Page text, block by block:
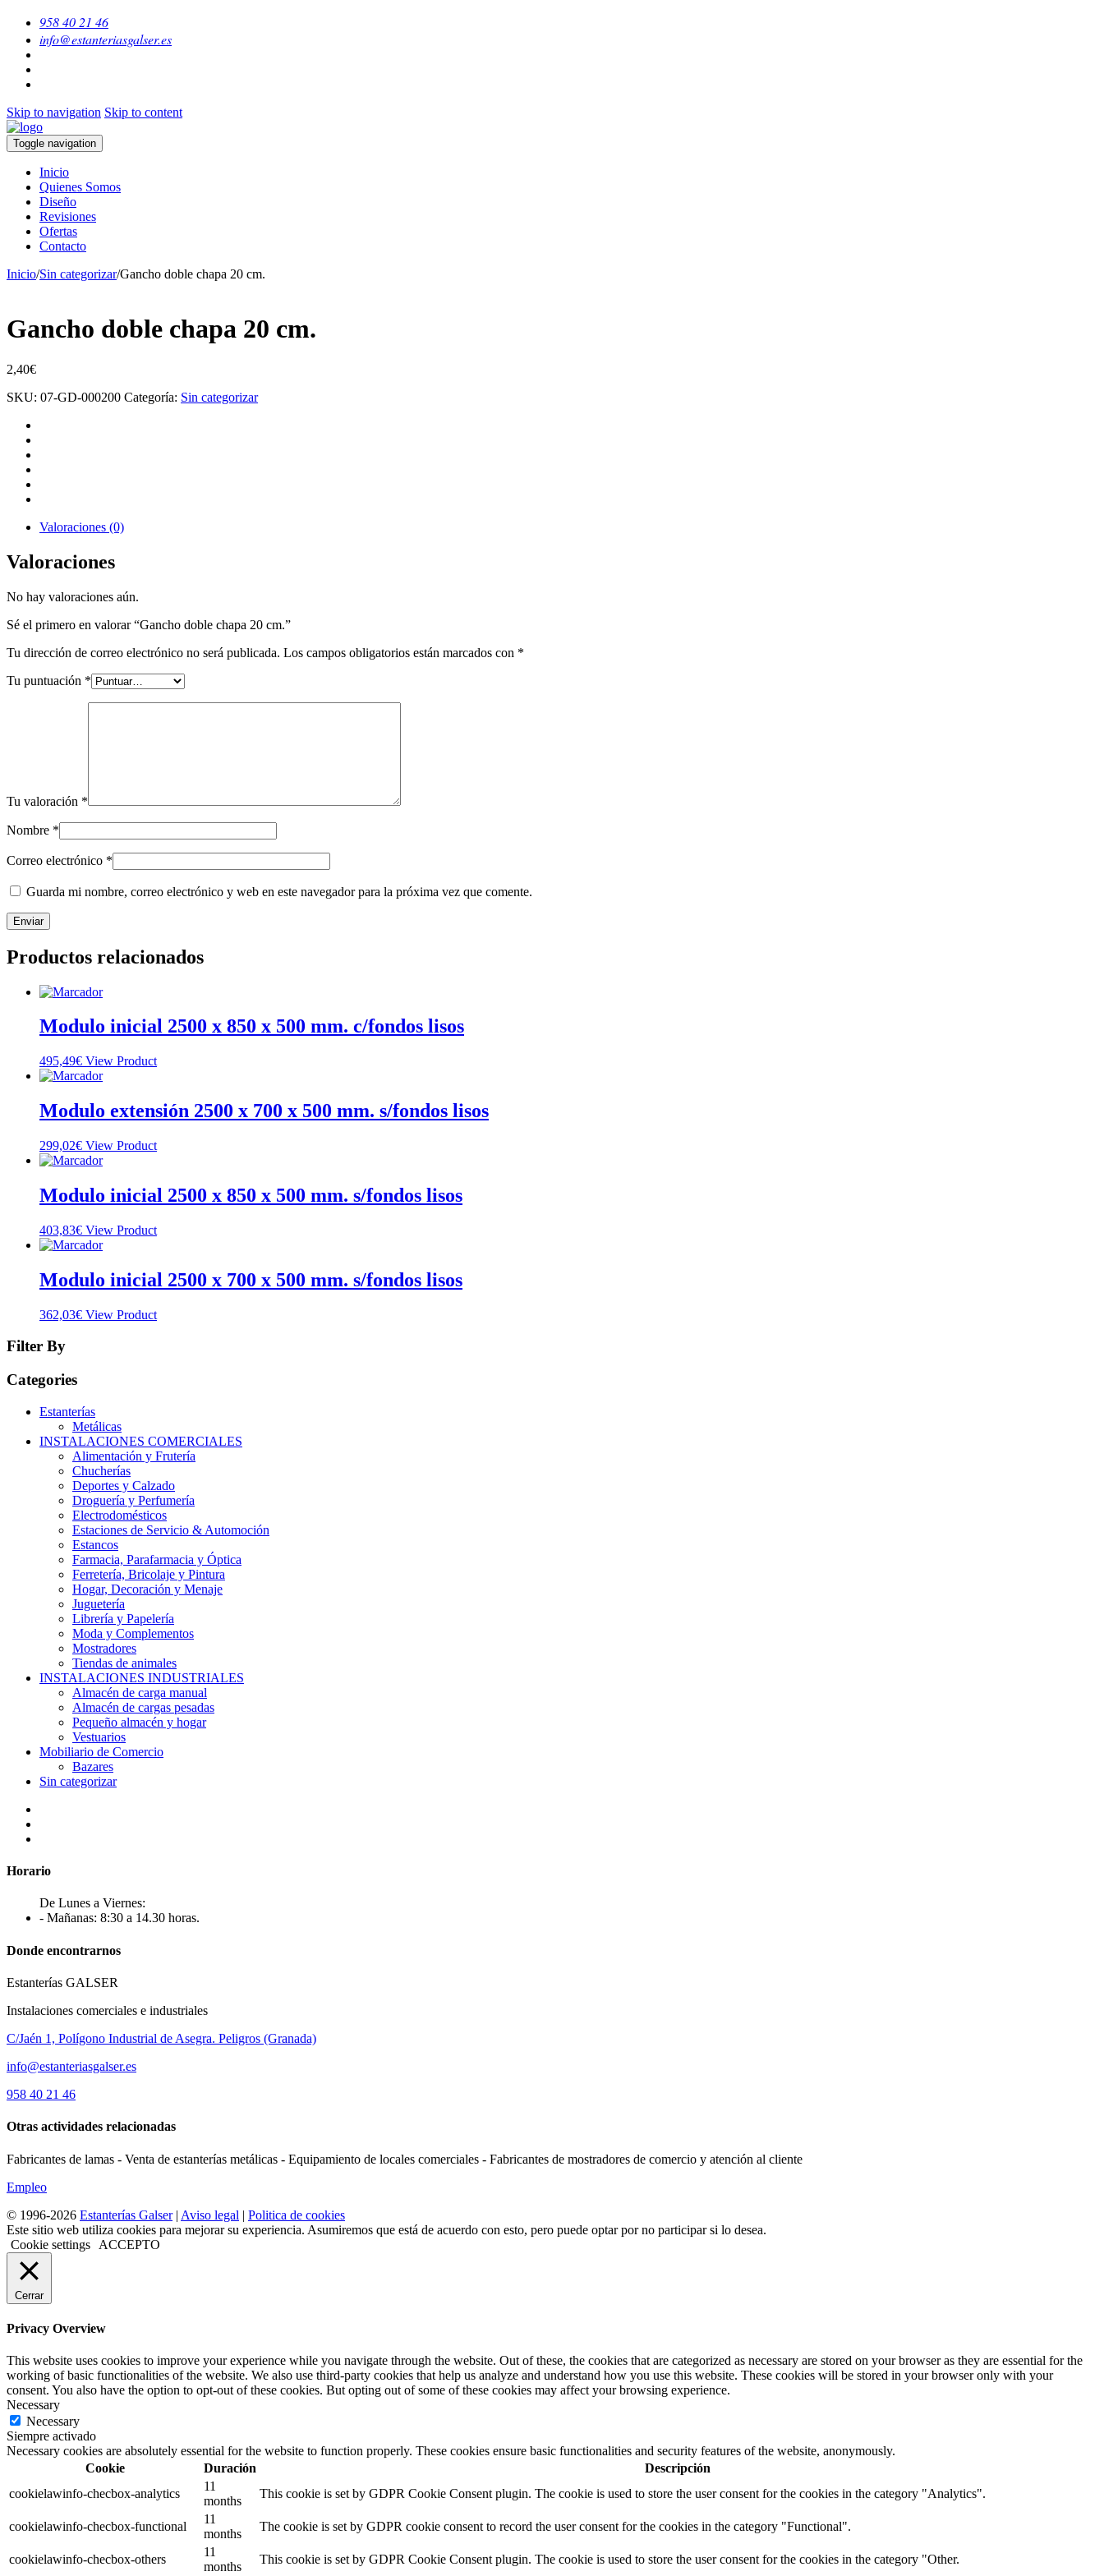
958 40 21 46
info@estanteriasgalser.es
Skip to navigation Skip to content
Toggle navigation
Inicio
Quienes Somos
Diseño
Revisiones
Ofertas
Contacto
Inicio/Sin categorizar/Gancho doble chapa 20 cm.
Gancho doble chapa 20 cm.
2,40€
SKU: 07-GD-000200 Categoría: Sin categorizar
Valoraciones (0)
Valoraciones
No hay valoraciones aún.
Sé el primero en valorar “Gancho doble chapa 20 cm.”
Tu dirección de correo electrónico no será publicada. Los campos obligatorios están marcados con *
Tu puntuación *
Tu valoración *
Nombre *
Correo electrónico *
Guarda mi nombre, correo electrónico y web en este navegador para la próxima vez que comente.
Productos relacionados
Modulo inicial 2500 x 850 x 500 mm. c/fondos lisos
495,49€ View Product
Modulo extensión 2500 x 700 x 500 mm. s/fondos lisos
299,02€ View Product
Modulo inicial 2500 x 850 x 500 mm. s/fondos lisos
403,83€ View Product
Modulo inicial 2500 x 700 x 500 mm. s/fondos lisos
362,03€ View Product
Filter By
Categories
Estanterías
Metálicas
INSTALACIONES COMERCIALES
Alimentación y Frutería
Chucherías
Deportes y Calzado
Droguería y Perfumería
Electrodomésticos
Estaciones de Servicio & Automoción
Estancos
Farmacia, Parafarmacia y Óptica
Ferretería, Bricolaje y Pintura
Hogar, Decoración y Menaje
Juguetería
Librería y Papelería
Moda y Complementos
Mostradores
Tiendas de animales
INSTALACIONES INDUSTRIALES
Almacén de carga manual
Almacén de cargas pesadas
Pequeño almacén y hogar
Vestuarios
Mobiliario de Comercio
Bazares
Sin categorizar
Horario
De Lunes a Viernes:
- Mañanas: 8:30 a 14.30 horas.
Donde encontrarnos
Estanterías GALSER
Instalaciones comerciales e industriales
C/Jaén 1, Polígono Industrial de Asegra. Peligros (Granada)
info@estanteriasgalser.es
958 40 21 46
Otras actividades relacionadas
Fabricantes de lamas - Venta de estanterías metálicas - Equipamiento de locales comerciales - Fabricantes de mostradores de comercio y atención al cliente
Empleo
© 1996-2026 Estanterías Galser| Aviso legal | Politica de cookies
Este sitio web utiliza cookies para mejorar su experiencia. Asumiremos que está de acuerdo con esto, pero puede optar por no participar si lo desea.
Cookie settings
ACCEPTO
Cerrar
Privacy Overview
This website uses cookies to improve your experience while you navigate through the website. Out of these, the cookies that are categorized as necessary are stored on your browser as they are essential for the
working of basic functionalities of the website. We also use third-party cookies that help us analyze and understand how you use this website. These cookies will be stored in your browser only with your
consent. You also have the option to opt-out of these cookies. But opting out of some of these cookies may affect your browsing experience.
Necessary
Necessary
Siempre activado
Necessary cookies are absolutely essential for the website to function properly. These cookies ensure basic functionalities and security features of the website, anonymously.
Cookie
Duración
Descripción
cookielawinfo-checbox-analytics
11
months
This cookie is set by GDPR Cookie Consent plugin. The cookie is used to store the user consent for the cookies in the category "Analytics".
cookielawinfo-checbox-functional
11
months
The cookie is set by GDPR cookie consent to record the user consent for the cookies in the category "Functional".
cookielawinfo-checbox-others
11
months
This cookie is set by GDPR Cookie Consent plugin. The cookie is used to store the user consent for the cookies in the category "Other.